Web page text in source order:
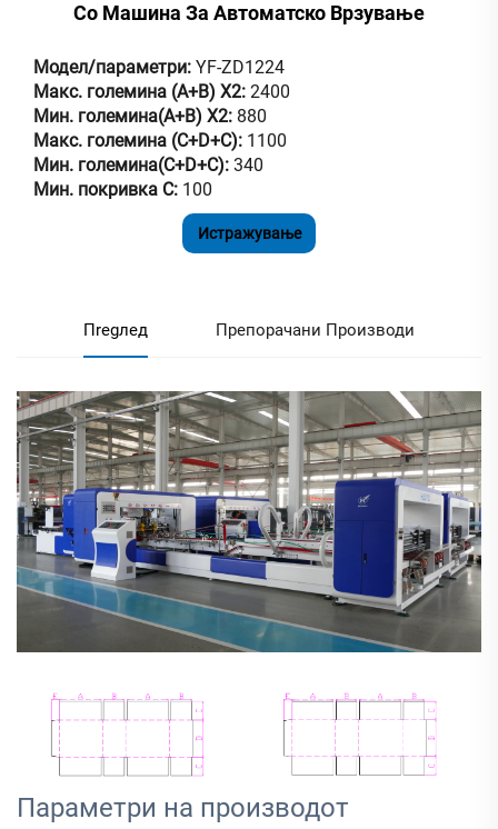
Со Машина За Автоматско Врзување
Модел/параметри: YF-ZD1224
Макс. големина (A+B) X2: 2400
Мин. големина(A+B) X2: 880
Макс. големина (C+D+C): 1100
Мин. големина(C+D+C): 340
Мин. покривка C: 100
Истражување
Пregлед Препорачани Производи
Параметри на производот